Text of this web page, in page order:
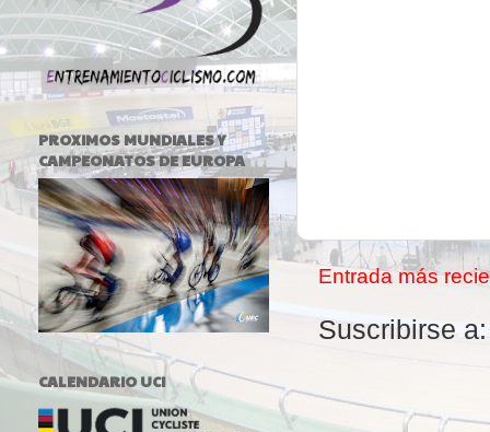
Entrada más
Suscribirse
PROXIMOS MUNDIALES Y
CAMPEONATOS DE EUROPA
CALENDARIO UCI